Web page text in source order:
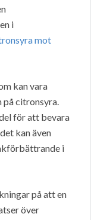
i
mot
kan vara
på citronsyra.
för att bevara
kan även
i
på att en
över